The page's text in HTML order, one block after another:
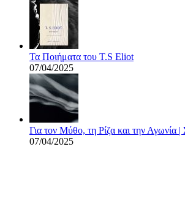
Τα Ποιήματα του T.S Eliot
07/04/2025
Για τον Μύθο, τη Ρίζα και την Αγωνία
07/04/2025